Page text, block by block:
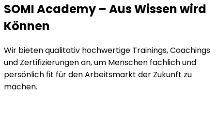
SOMI Academy – Aus Wissen wird
Können
Wir bieten qualitativ hochwertige Trainings, Coachings
und Zertifizierungen an, um Menschen fachlich und
persönlich fit für den Arbeitsmarkt der Zukunft zu
machen.